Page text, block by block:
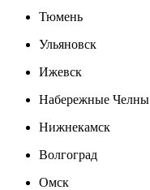
Тюмень
Ульяновск
Ижевск
Набережные Челны
Нижнекамск
Волгоград
Омск